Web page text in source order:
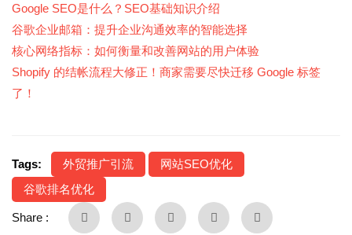
Google SEO是什么？SEO基础知识介绍
谷歌企业邮箱：提升企业沟通效率的智能选择
核心网络指标：如何衡量和改善网站的用户体验
Shopify 的结帐流程大修正！商家需要尽快迁移 Google 标签
了！
Tags: 外贸推广引流
网站SEO优化
谷歌排名优化
Share :